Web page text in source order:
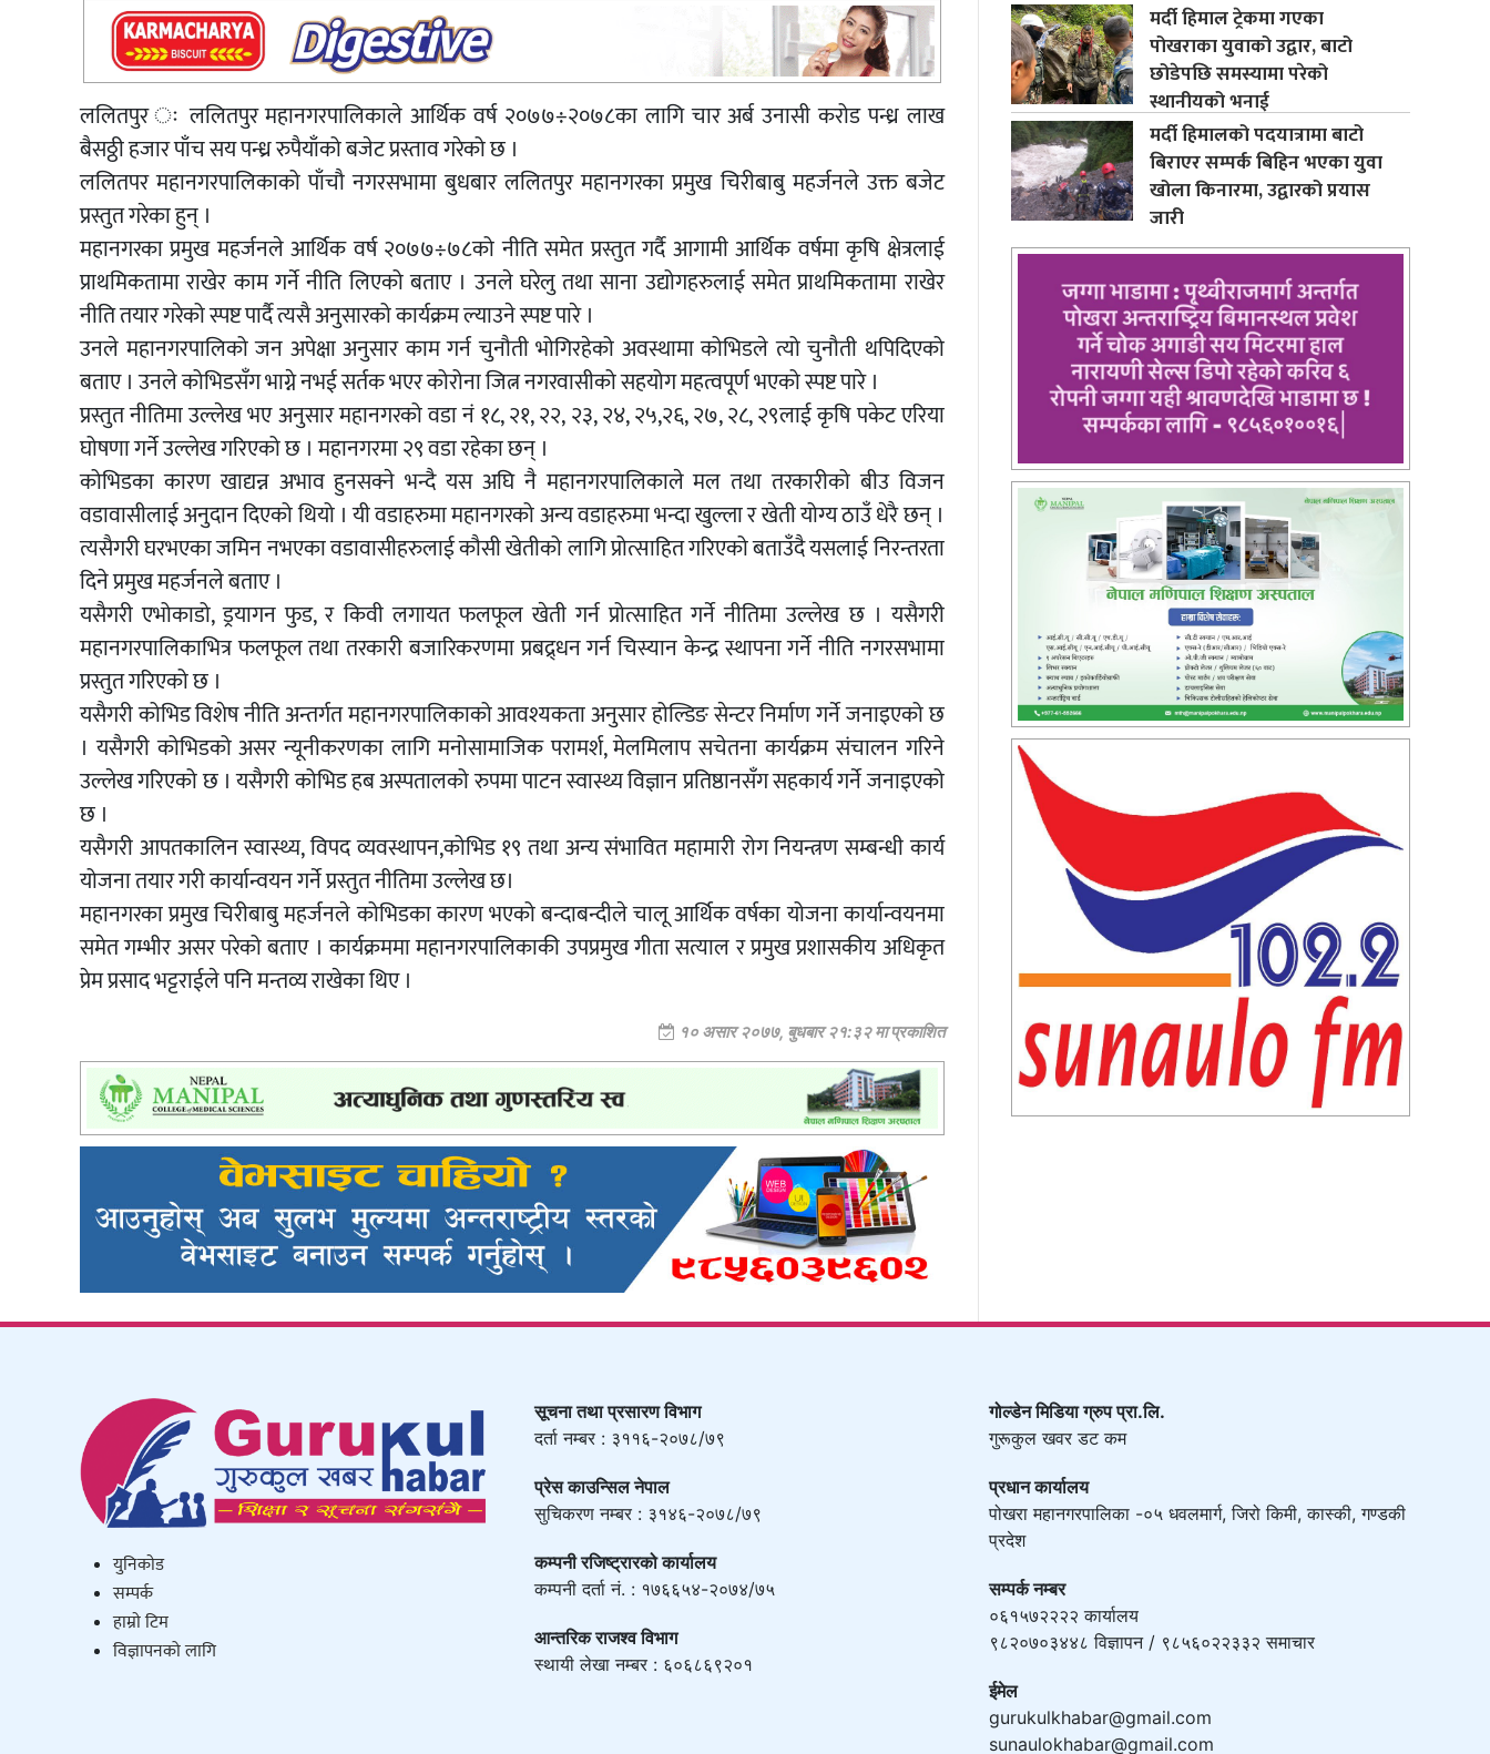
ललितपुर ः ललितपुर महानगरपालिकाले आर्थिक वर्ष २०७७÷२०७८का लागि चार अर्ब उनासी करोड पन्ध्र लाख
बैसठ्ठी हजार पाँच सय पन्ध्र रुपैयाँको बजेट प्रस्ताव गरेको छ ।
ललितपर महानगरपालिकाको पाँचौ नगरसभामा बुधबार ललितपुर महानगरका प्रमुख चिरीबाबु महर्जनले उक्त बजेट
प्रस्तुत गरेका हुन् ।
महानगरका प्रमुख महर्जनले आर्थिक वर्ष २०७७÷७८को नीति समेत प्रस्तुत गर्दै आगामी आर्थिक वर्षमा कृषि क्षेत्रलाई
प्राथमिकतामा राखेर काम गर्ने नीति लिएको बताए । उनले घरेलु तथा साना उद्योगहरुलाई समेत प्राथमिकतामा राखेर
नीति तयार गरेको स्पष्ट पार्दै त्यसै अनुसारको कार्यक्रम ल्याउने स्पष्ट पारे ।
उनले महानगरपालिको जन अपेक्षा अनुसार काम गर्न चुनौती भोगिरहेको अवस्थामा कोभिडले त्यो चुनौती थपिदिएको
बताए । उनले कोभिडसँग भाग्ने नभई सर्तक भएर कोरोना जित्न नगरवासीको सहयोग महत्वपूर्ण भएको स्पष्ट पारे ।
प्रस्तुत नीतिमा उल्लेख भए अनुसार महानगरको वडा नं १८, २१, २२, २३, २४, २५,२६, २७, २८, २९लाई कृषि पकेट एरिया
घोषणा गर्ने उल्लेख गरिएको छ । महानगरमा २९ वडा रहेका छन् ।
कोभिडका कारण खाद्यन्न अभाव हुनसक्ने भन्दै यस अघि नै महानगरपालिकाले मल तथा तरकारीको बीउ विजन
वडावासीलाई अनुदान दिएको थियो । यी वडाहरुमा महानगरको अन्य वडाहरुमा भन्दा खुल्ला र खेती योग्य ठाउँ धेरै छन् ।
त्यसैगरी घरभएका जमिन नभएका वडावासीहरुलाई कौसी खेतीको लागि प्रोत्साहित गरिएको बताउँदै यसलाई निरन्तरता
दिने प्रमुख महर्जनले बताए ।
यसैगरी एभोकाडो, ड्रयागन फुड, र किवी लगायत फलफूल खेती गर्न प्रोत्साहित गर्ने नीतिमा उल्लेख छ । यसैगरी
महानगरपालिकाभित्र फलफूल तथा तरकारी बजारिकरणमा प्रबद्र्धन गर्न चिस्यान केन्द्र स्थापना गर्ने नीति नगरसभामा
प्रस्तुत गरिएको छ ।
यसैगरी कोभिड विशेष नीति अन्तर्गत महानगरपालिकाको आवश्यकता अनुसार होल्डिङ सेन्टर निर्माण गर्ने जनाइएको छ
। यसैगरी कोभिडको असर न्यूनीकरणका लागि मनोसामाजिक परामर्श, मेलमिलाप सचेतना कार्यक्रम संचालन गरिने
उल्लेख गरिएको छ । यसैगरी कोभिड हब अस्पतालको रुपमा पाटन स्वास्थ्य विज्ञान प्रतिष्ठानसँग सहकार्य गर्ने जनाइएको
छ ।
यसैगरी आपतकालिन स्वास्थ्य, विपद व्यवस्थापन,कोभिड १९ तथा अन्य संभावित महामारी रोग नियन्त्रण सम्बन्धी कार्य
योजना तयार गरी कार्यान्वयन गर्ने प्रस्तुत नीतिमा उल्लेख छ।
महानगरका प्रमुख चिरीबाबु महर्जनले कोभिडका कारण भएको बन्दाबन्दीले चालू आर्थिक वर्षका योजना कार्यान्वयनमा
समेत गम्भीर असर परेको बताए । कार्यक्रममा महानगरपालिकाकी उपप्रमुख गीता सत्याल र प्रमुख प्रशासकीय अधिकृत
प्रेम प्रसाद भट्टराईले पनि मन्तव्य राखेका थिए ।
१० असार २०७७, बुधबार २१:३२ मा प्रकाशित
मर्दी हिमाल ट्रेकमा गएका
पोखराका युवाको उद्वार, बाटो
छोडेपछि समस्यामा परेको
स्थानीयको भनाई
मर्दी हिमालको पदयात्रामा बाटो
बिराएर सम्पर्क बिहिन भएका युवा
खोला किनारमा, उद्वारको प्रयास
जारी
युनिकाेड
सम्पर्क
हाम्राे टिम
विज्ञापनको लागि
सूचना तथा प्रसारण विभाग
दर्ता नम्बर : ३११६-२०७८/७९
प्रेस काउन्सिल नेपाल
सुचिकरण नम्बर : ३१४६-२०७८/७९
कम्पनी रजिष्ट्रारको कार्यालय
कम्पनी दर्ता नं. : १७६६५४-२०७४/७५
आन्तरिक राजश्व विभाग
स्थायी लेखा नम्बर : ६०६८६९२०१
गोल्डेन मिडिया ग्रुप प्रा.लि.
गुरूकुल खवर डट कम
प्रधान कार्यालय
पोखरा महानगरपालिका -०५ धवलमार्ग, जिरो किमी, कास्की, गण्डकी
प्रदेश
सम्पर्क नम्बर
०६१५७२२२२ कार्यालय
९८२०७०३४४८ विज्ञापन / ९८५६०२२३३२ समाचार
ईमेल
gurukulkhabar@gmail.com
sunaulokhabar@gmail.com